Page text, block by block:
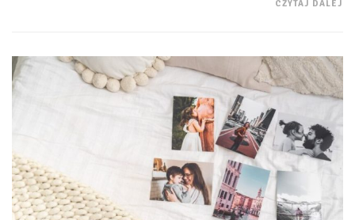
CZYTAJ DALEJ